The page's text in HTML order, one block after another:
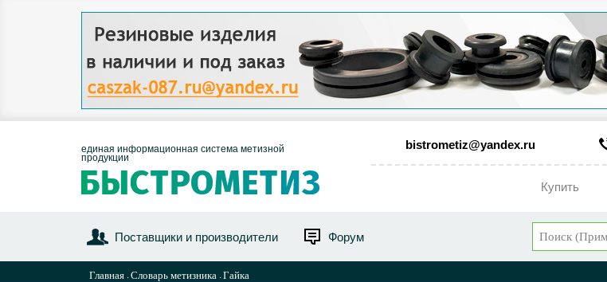
единая информационная система метизной
продукции
bistrometiz@yandex.ru
Купить
Поставщики и производители Форум
Главная Словарь метизника Гайка